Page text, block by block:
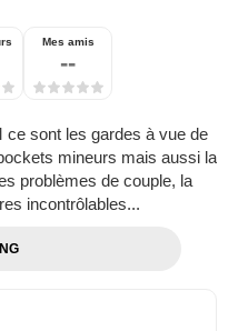
Mes amis
--
ce sont les gardes à vue de
mineurs mais aussi la
problèmes de couple, la
incontrôlables...